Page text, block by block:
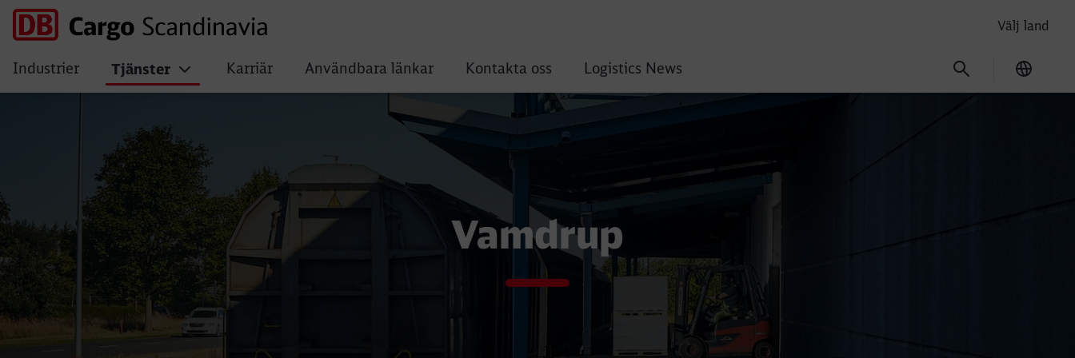
Vamdrup
Välj land
Industrier Tjänster Karriär Användbara länkar Kontakta oss Logistics News
Vamdrup